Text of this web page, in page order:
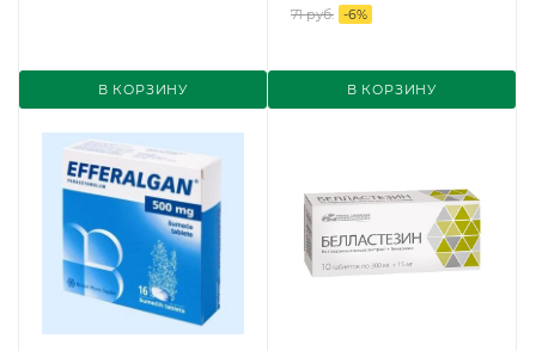
В КОРЗИНУ
71 руб. -6%
В КОРЗИНУ